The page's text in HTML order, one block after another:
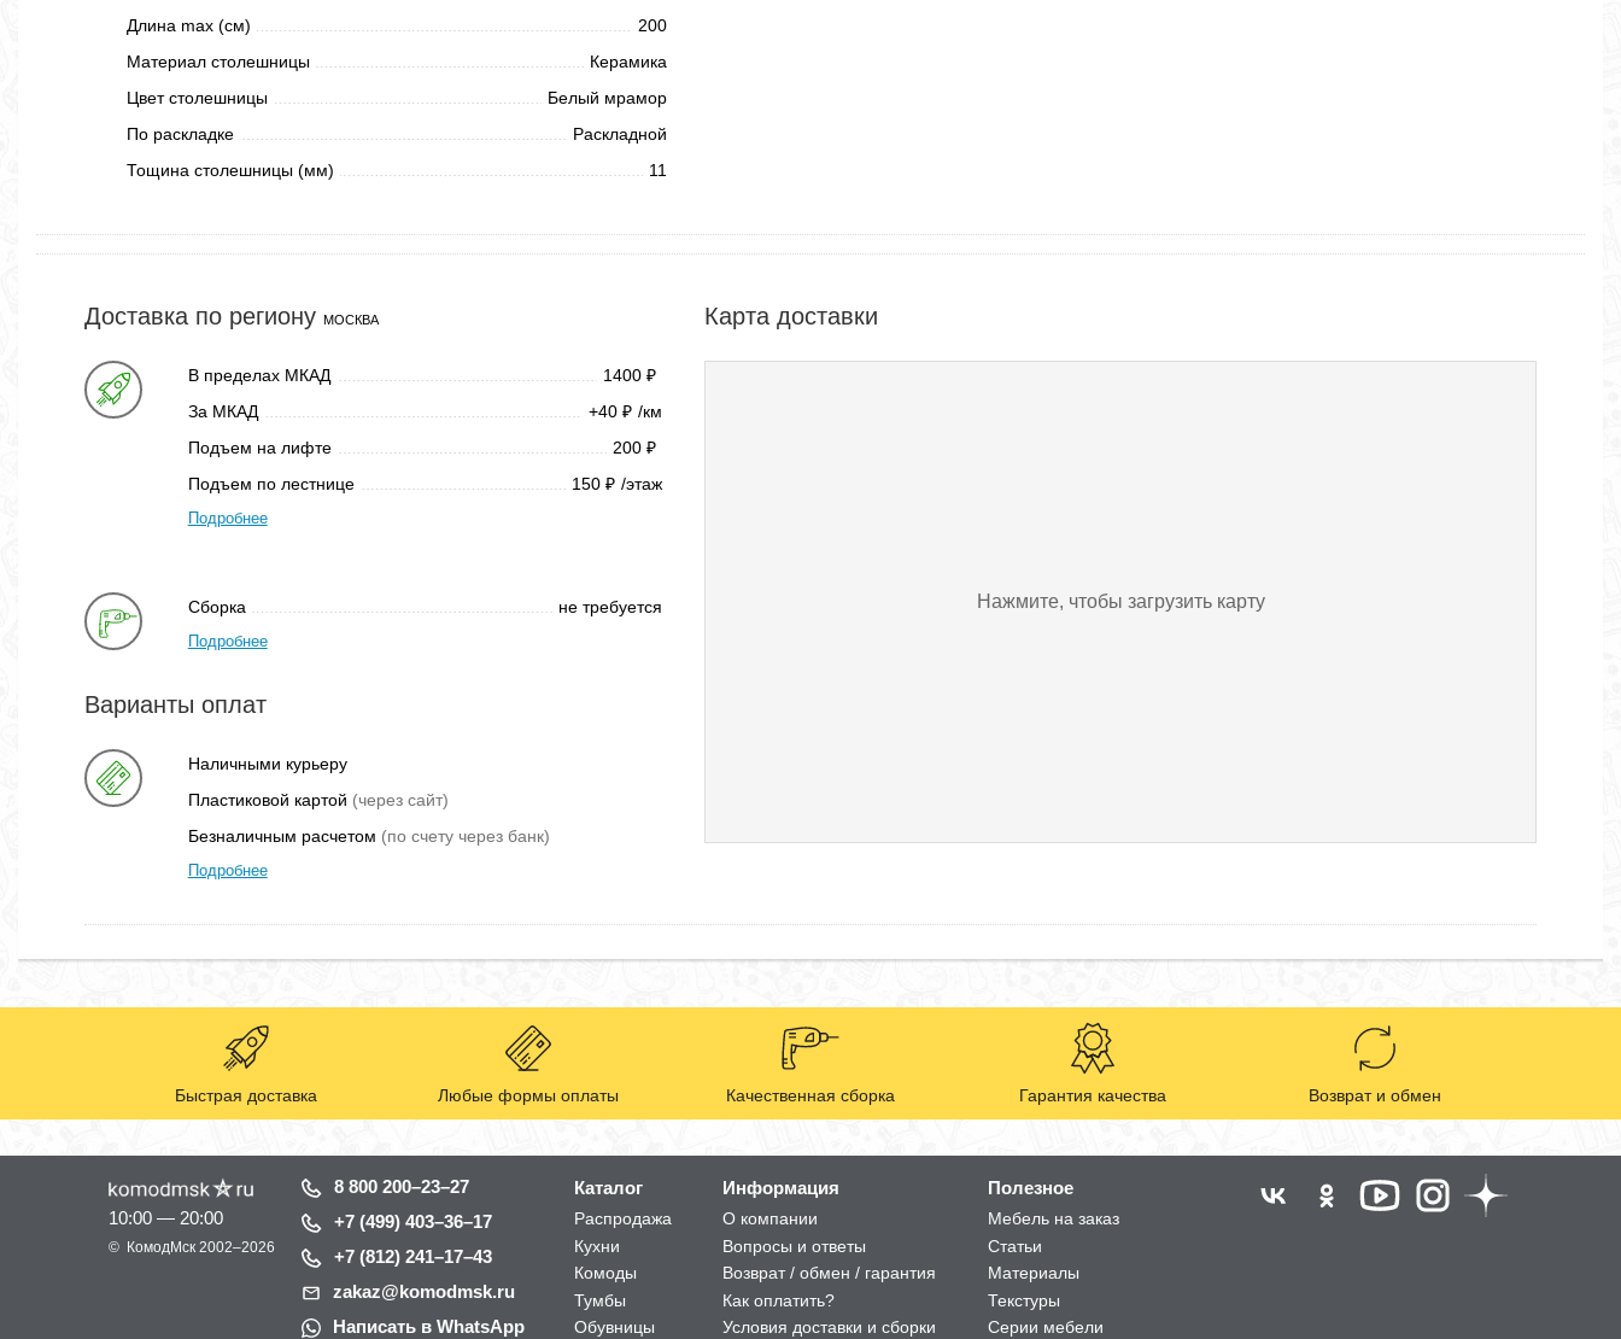
Длина max (см)
200
Материал столешницы
Керамика
Цвет столешницы
Белый мрамор
По раскладке
Раскладной
Тощина столешницы (мм)
11
Доставка по региону МОСКВА
В пределах МКАД 1400 ₽
За МКАД +40 ₽ /км
Подъем на лифте
200 ₽
Подъем по лестнице 150 ₽ /этаж
Подробнее
Сборка не требуется
Подробнее
Варианты оплат
Наличными курьеру
Пластиковой картой (через сайт)
Безналичным расчетом (по счету через банк)
Подробнее
Карта доставки
Нажмите, чтобы загрузить карту
Быстрая доставка Любые формы оплаты Качественная сборка Гарантия качества Возврат и обмен
10:00 — 20:00
© КомодМск 2002–2026
8 800 200–23–27
+7 (499) 403–36–17
+7 (812) 241–17–43
zakaz@komodmsk.ru
Написать в WhatsApp
Каталог
Распродажа
Кухни
Комоды
Тумбы
Обувницы
Информация
О компании
Вопросы и ответы
Возврат / обмен / гарантия
Как оплатить?
Условия доставки и сборки
Полезное
Мебель на заказ
Статьи
Материалы
Текстуры
Серии мебели